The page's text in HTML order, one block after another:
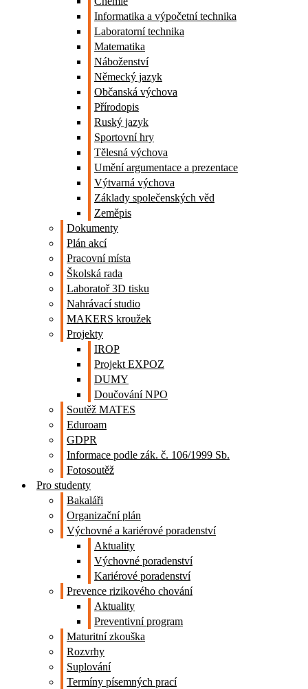
Informatika a výpočetní technika
Laboratorní technika
Matematika
Náboženství
Německý jazyk
Občanská výchova
Přírodopis
Ruský jazyk
Sportovní hry
Tělesná výchova
Umění argumentace a prezentace
Výtvarná výchova
Základy společenských věd
Zeměpis
Dokumenty
Plán akcí
Pracovní místa
Školská rada
Laboratoř 3D tisku
Nahrávací studio
MAKERS kroužek
Projekty
IROP
Projekt EXPOZ
DUMY
Doučování NPO
Soutěž MATES
Eduroam
GDPR
Informace podle zák. č. 106/1999 Sb.
Fotosoutěž
Pro studenty
Bakaláři
Organizační plán
Výchovné a kariérové poradenství
Aktuality
Výchovné poradenství
Kariérové poradenství
Prevence rizikového chování
Aktuality
Preventivní program
Maturitní zkouška
Rozvrhy
Suplování
Termíny písemných prací